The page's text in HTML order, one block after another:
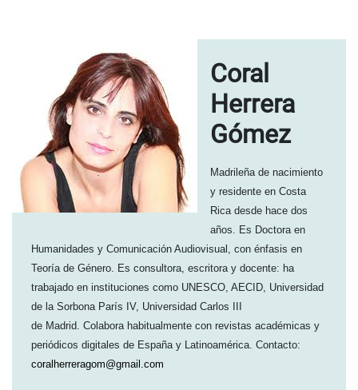
Coral
Herrera
Gómez
Madrileña de nacimiento
y residente en Costa
Rica desde hace dos
años. Es Doctora en
Humanidades y Comunicación Audiovisual, con énfasis en
Teoría de Género. Es consultora, escritora y docente: ha
trabajado en instituciones como UNESCO, AECID, Universidad
de la Sorbona París IV, Universidad Carlos III
de Madrid. Colabora habitualmente con revistas académicas y
periódicos digitales de España y Latinoamérica. Contacto:
coralherreragom@gmail.com